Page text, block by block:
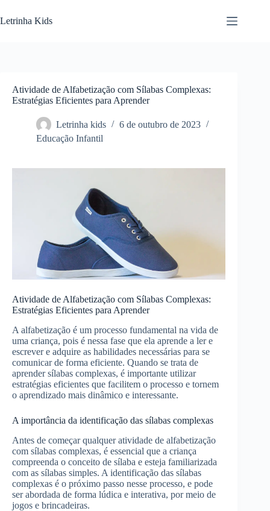
Letrinha Kids
Atividade de Alfabetização com Sílabas Complexas:
Estratégias Eficientes para Aprender
Letrinha kids
6 de outubro de 2023
Educação Infantil
Atividade de Alfabetização com Sílabas Complexas:
Estratégias Eficientes para Aprender
A alfabetização é um processo fundamental na vida de
uma criança, pois é nessa fase que ela aprende a ler e
escrever e adquire as habilidades necessárias para se
comunicar de forma eficiente. Quando se trata de
aprender sílabas complexas, é importante utilizar
estratégias eficientes que facilitem o processo e tornem
o aprendizado mais dinâmico e interessante.
A importância da identificação das sílabas complexas
Antes de começar qualquer atividade de alfabetização
com sílabas complexas, é essencial que a criança
compreenda o conceito de sílaba e esteja familiarizada
com as sílabas simples. A identificação das sílabas
complexas é o próximo passo nesse processo, e pode
ser abordada de forma lúdica e interativa, por meio de
jogos e brincadeiras.